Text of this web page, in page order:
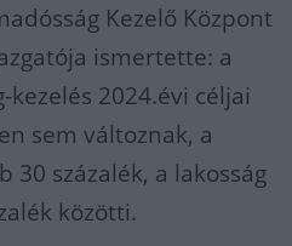
Kezelő Központ
ismertette: a
2024.évi céljai
sem változnak, a
30 százalék, a lakosság
közötti.